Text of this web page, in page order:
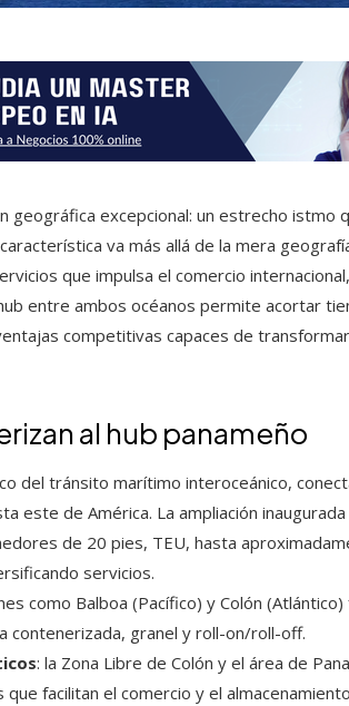
geográfica excepcional: un estrecho istmo
va más allá de la mera
que impulsa el comercio
entre ambos océanos permite acortar
competitivas capaces de
al hub panameño
del tránsito marítimo interoceánico,
este de América. La ampliación
de 20 pies, TEU, hasta
servicios.
como Balboa (Pacífico) y Colón
contenerizada, granel y roll-on/roll-off.
: la Zona Libre de Colón y el área de
facilitan el comercio y el